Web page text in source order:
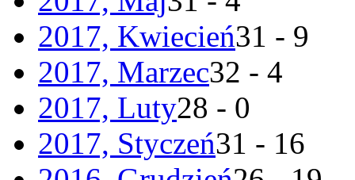
2017, Kwiecień31 - 9
2017, Marzec32 - 4
2017, Luty28 - 0
2017, Styczeń31 - 16